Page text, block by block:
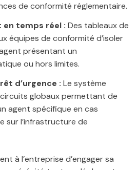
de conformité réglementaire.
en temps réel : Des tableaux de
équipes de conformité d’isoler
présentant un
ou hors limites.
d’urgence : Le système
globaux permettant de
agent spécifique en cas
sur l’infrastructure de
à l’entreprise d’engager sa